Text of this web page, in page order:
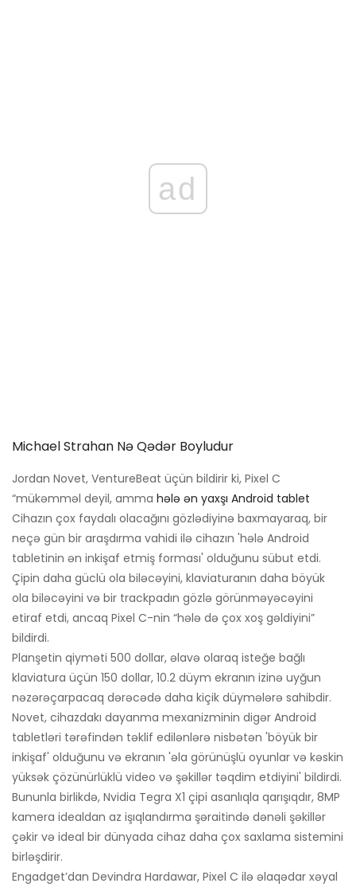
ad
Michael Strahan Nə Qədər Boyludur
Jordan Novet, VentureBeat üçün bildirir ki, Pixel C
“mükəmməl deyil, amma hələ ən yaxşı Android tablet
Cihazın çox faydalı olacağını gözlədiyinə baxmayaraq, bir
neçə gün bir araşdırma vahidi ilə cihazın 'hələ Android
tabletinin ən inkişaf etmiş forması' olduğunu sübut etdi.
Çipin daha güclü ola biləcəyini, klaviaturanın daha böyük
ola biləcəyini və bir trackpadın gözlə görünməyəcəyini
etiraf etdi, ancaq Pixel C-nin “hələ də çox xoş gəldiyini”
bildirdi.
Planşetin qiyməti 500 dollar, əlavə olaraq isteğe bağlı
klaviatura üçün 150 dollar, 10.2 düym ekranın izinə uyğun
nəzərəçarpacaq dərəcədə daha kiçik düymələrə sahibdir.
Novet, cihazdakı dayanma mexanizminin digər Android
tabletləri tərəfindən təklif edilənlərə nisbətən 'böyük bir
inkişaf' olduğunu və ekranın 'əla görünüşlü oyunlar və kəskin
yüksək çözünürlüklü video və şəkillər təqdim etdiyini' bildirdi.
Bununla birlikdə, Nvidia Tegra X1 çipi asanlıqla qarışıqdır, 8MP
kamera idealdan az işıqlandırma şəraitində dənəli şəkillər
çəkir və ideal bir dünyada cihaz daha çox saxlama sistemini
birləşdirir.
Engadget’dan Devindra Hardawar, Pixel C ilə əlaqədar xəyal